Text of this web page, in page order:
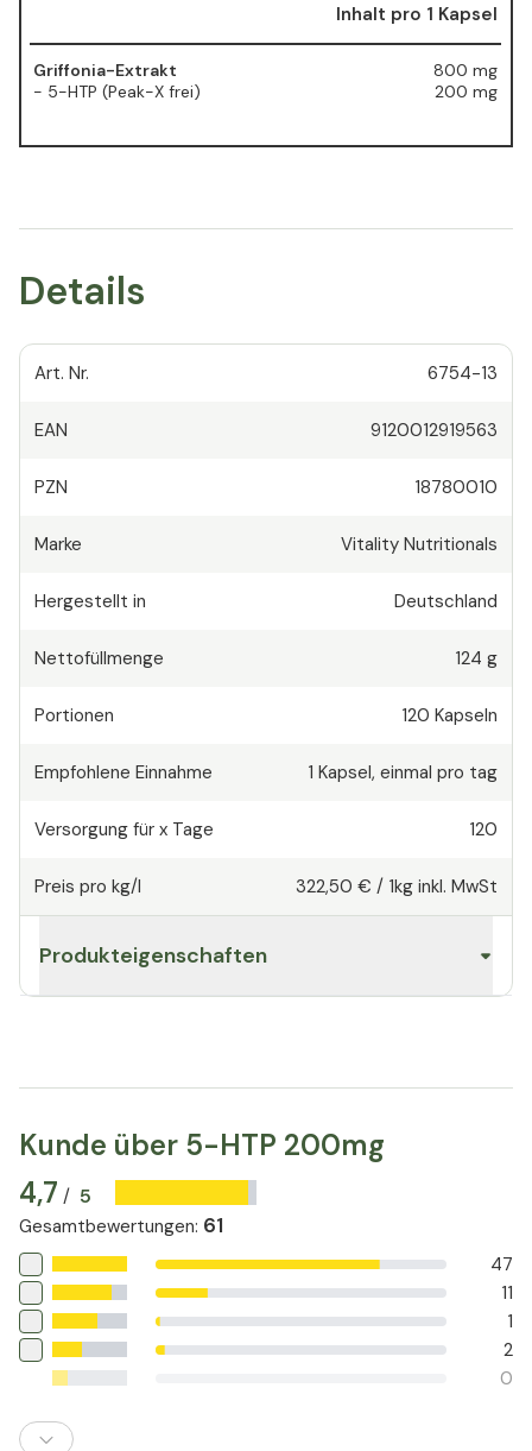
Inhalt pro 1 Kapsel
Griffonia-Extrakt
- 5-HTP (Peak-X frei)
800 mg
200 mg
Details
Art. Nr. 6754-13
EAN 9120012919563
PZN 18780010
Marke Vitality Nutritionals
Hergestellt in Deutschland
Nettofüllmenge 124 g
Portionen 120 Kapseln
Empfohlene Einnahme 1 Kapsel, einmal pro tag
Versorgung für x Tage 120
Preis pro kg/l 322,50 € / 1kg inkl. MwSt
Produkteigenschaften
Kunde über 5-HTP 200mg
4,7 / 5
Gesamtbewertungen: 61
47
11
1
2
0